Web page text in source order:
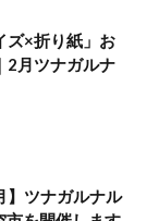
ズ×折り紙」お
2月ツナガルナ
】ツナガルナル